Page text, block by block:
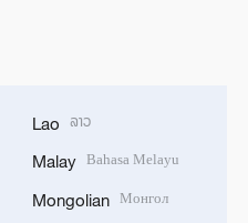
Lao ລາວ
Malay Bahasa Melayu
Mongolian Монгол